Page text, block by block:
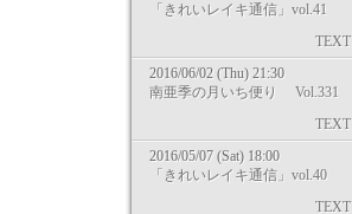
「きれいレイキ通信」vol.41
TEXT
2016/06/02 (Thu) 21:30
南亜季の月いち便り Vol.331
TEXT
2016/05/07 (Sat) 18:00
「きれいレイキ通信」vol.40
TEXT